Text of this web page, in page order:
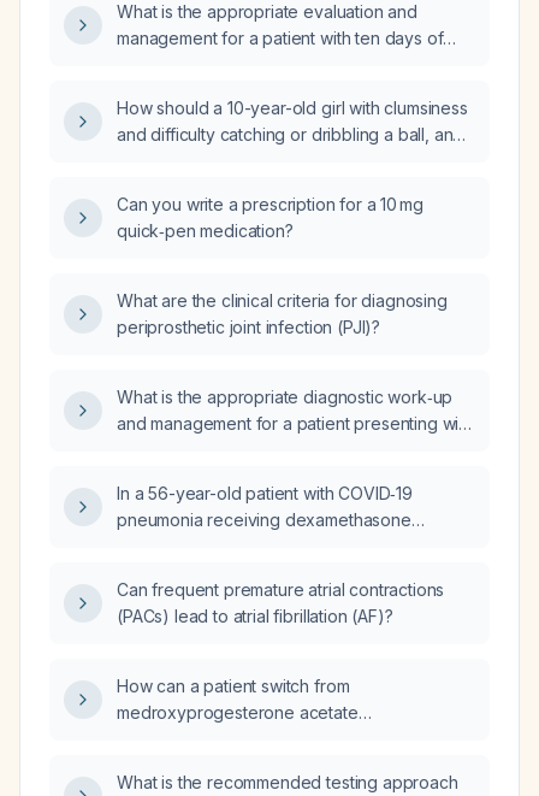
What is the appropriate evaluation and
management for a patient with ten days of
How should a 10-year-old girl with clumsiness
and difficulty catching or dribbling a ball, and
Can you write a prescription for a 10 mg
quick‑pen medication?
What are the clinical criteria for diagnosing
periprosthetic joint infection (PJI)?
What is the appropriate diagnostic work‑up
and management for a patient presenting with
department and for outpatient follow‑up?
In a 56-year-old patient with COVID‑19
pneumonia receiving dexamethasone
pattern, what is the appropriate management?
Can frequent premature atrial contractions
(PACs) lead to atrial fibrillation (AF)?
How can a patient switch from
medroxyprogesterone acetate
patch?
What is the recommended testing approach